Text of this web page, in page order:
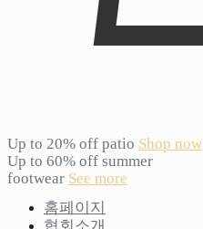
Up to 20% off patio Shop now
Up to 60% off summer
footwear See more
홈페이지